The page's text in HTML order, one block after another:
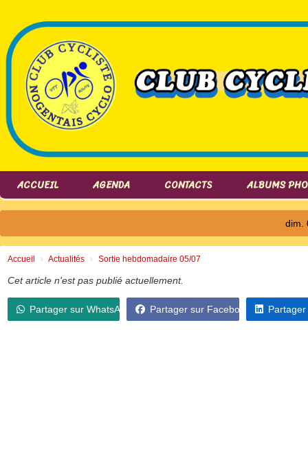
ACCUEIL AGENDA CONTACTS ALBUMS
dim.
Accueil Actualités Sortie hebdomadaire 05/07
Cet article n'est pas publié actuellement.
Partager sur WhatsApp Partager sur Facebook